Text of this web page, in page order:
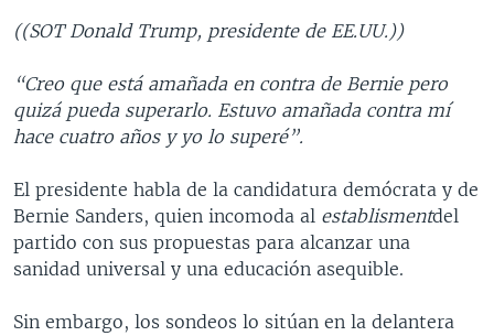
COLOMBIA
CHILE
PERÚ
VENEZUELA
BRASIL
COSTA RICA
EL SALVADOR
GUATEMALA
NICARAGUA
OTRAS SECCIONES
INMIGRACIÓN
LIBERTAD DE PRENSA
ECONOMÍA
ENTRETENIMIENTO Y CULTURA
TECNOLOGÍA
DEPORTES
ESPECIALES DE LA VOA
LIBERTAD DE PRENSA
MULTIMEDIA
VIDEOS
FOTOGRAFÍA
AUDIOS
PROGRAMAS TV
EL MUNDO AL DÍA
FORO INTERAMERICANO
RADIO
AVANCE INFORMATIVO
DIRECT
((SOT Donald Trump, presidente de EE.UU.))
“Creo que está amañada en contra de Bernie pero
quizá pueda superarlo. Estuvo amañada contra mí
hace cuatro años y yo lo superé”.
El presidente habla de la candidatura demócrata y de
Bernie Sanders, quien incomoda al establismentdel
partido con sus propuestas para alcanzar una
sanidad universal y una educación asequible.
Sin embargo, los sondeos lo sitúan en la delantera